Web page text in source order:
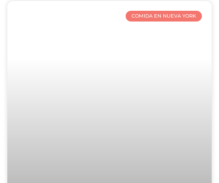
COMIDA EN NUEVA YORK